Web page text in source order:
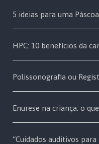
5 ideias para uma
HPC: 10 benefícios da
Polissonografia ou
Enurese na criança: o
“Cuidados auditivos